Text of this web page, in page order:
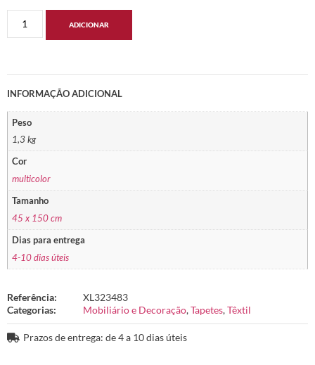
ADICIONAR
INFORMAÇÃO ADICIONAL
Peso
1,3 kg
Cor
multicolor
Tamanho
45 x 150 cm
Dias para entrega
4-10 dias úteis
Referência:
XL323483
Categorias:
Mobiliário e Decoração,Tapetes,Têxtil
Prazos de entrega: de 4 a 10 dias úteis